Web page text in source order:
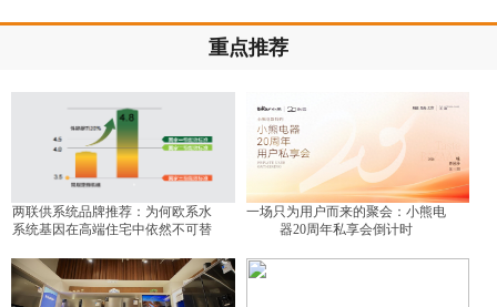
重点推荐
两联供系统品牌推荐：为何欧系水
系统基因在高端住宅中依然不可替
一场只为用户而来的聚会：小熊电
器20周年私享会倒计时